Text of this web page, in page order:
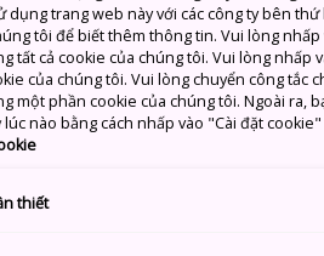
dụng trang web này với các công ty bên
tôi để biết thêm thông tin. Vui lòng
tất cả cookie của chúng tôi. Vui lòng nhấp
của chúng tôi. Vui lòng chuyển công tắc
một phần cookie của chúng tôi. Ngoài ra,
nào bằng cách nhấp vào "Cài đặt
thiết